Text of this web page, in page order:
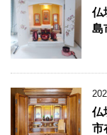
仏
島
仏